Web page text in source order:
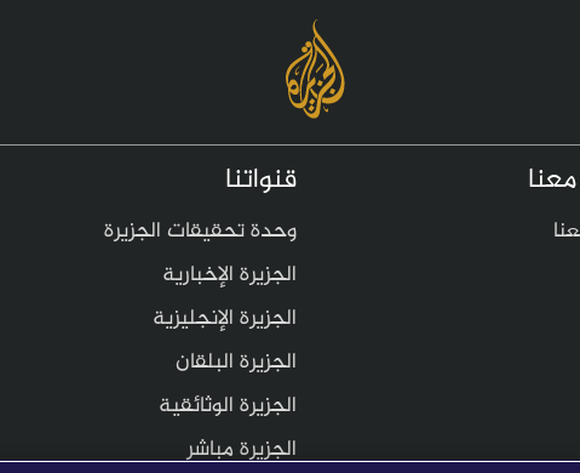
قنواتنا
وحدة تحقيقات الجزيرة
الجزيرة الإخبارية
الجزيرة الإنجليزية
الجزيرة البلقان
الجزيرة الوثائقية
الجزيرة مباشر